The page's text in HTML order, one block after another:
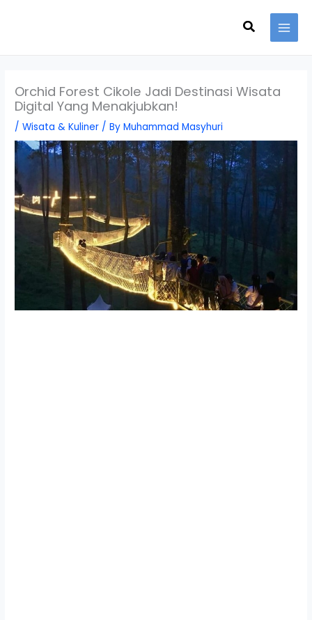
Search
Orchid Forest Cikole Jadi Destinasi Wisata
Digital Yang Menakjubkan!
/Wisata & Kuliner / ByMuhammad Masyhuri